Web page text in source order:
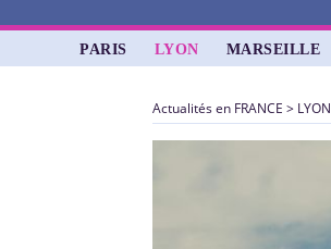
PARIS LYON MARSEILLE
Actualités en FRANCE > LYON